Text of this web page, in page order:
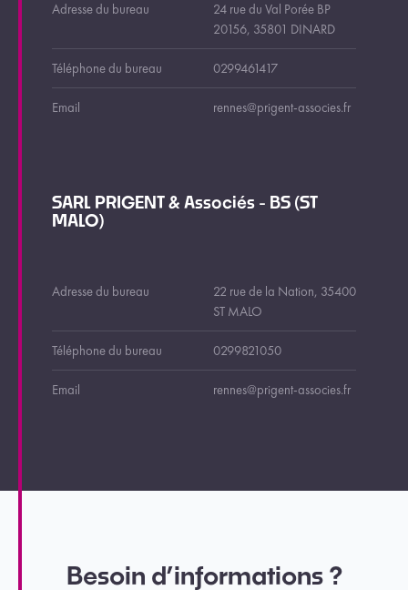
Adresse du bureau
24 rue du Val Porée BP
20156, 35801 DINARD
Téléphone du bureau 0299461417
Email rennes@prigent-associes.fr
SARL PRIGENT & Associés - BS (ST
MALO)
Adresse du bureau
22 rue de la Nation, 35400
ST MALO
Téléphone du bureau 0299821050
Email rennes@prigent-associes.fr
Besoin d’informations ?